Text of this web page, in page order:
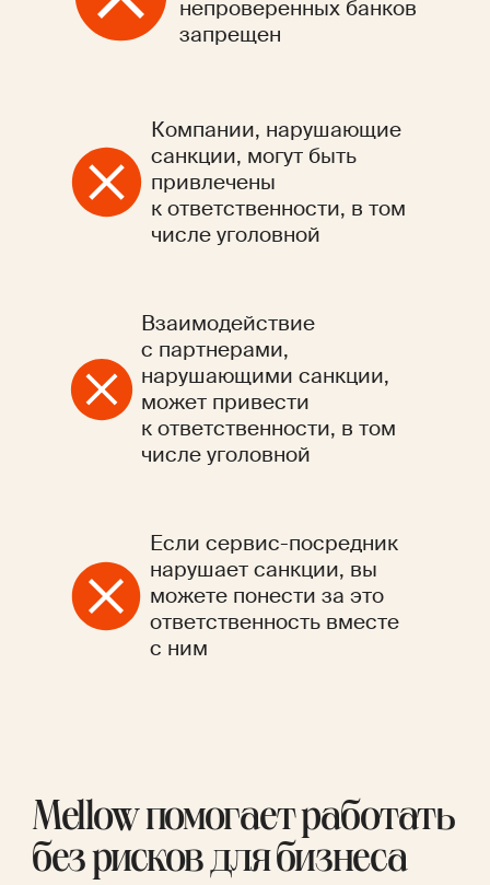
непроверенных банков
запрещен
Компании, нарушающие
санкции, могут быть
привлечены
к ответственности, в том
числе уголовной
Взаимодействие
с партнерами,
нарушающими санкции,
может привести
к ответственности, в том
числе уголовной
Если сервис-посредник
нарушает санкции, вы
можете понести за это
ответственность вместе
с ним
Mellow помогает работать
без рисков для бизнеса